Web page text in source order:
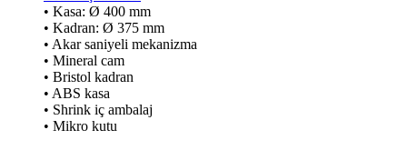
• Kasa: Ø 400 mm
• Kadran: Ø 375 mm
• Akar saniyeli mekanizma
• Mineral cam
• Bristol kadran
• ABS kasa
• Shrink iç ambalaj
• Mikro kutu